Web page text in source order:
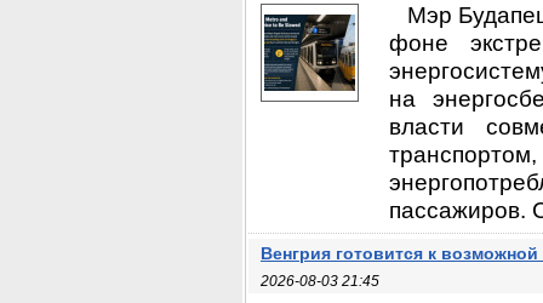
Мэр
фоне
на
власти
пассажиров.
Венгрия готовится к
2026-08-03 21:45